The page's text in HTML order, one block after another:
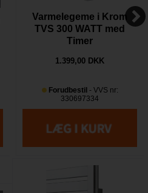
Varmelegeme i Krom
TVS 300 WATT med
Timer
1.399,00 DKK
Forudbestil - VVS nr:
330697334